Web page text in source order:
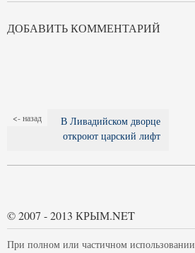
ДОБАВИТЬ КОММЕНТАРИЙ
<- назад
В Ливадийском дворце
откроют царский лифт
© 2007 - 2013 КРЫМ.NET
При полном или частичном использовании